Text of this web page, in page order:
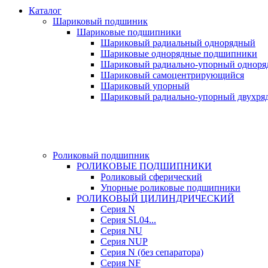
Каталог
Шариковый подшиник
Шариковые подшипники
Шариковый радиальный однорядный
Шариковые однорядные подшипники
Шариковый радиально-упорный
Шариковый самоцентрирующийся
Шариковый упорный
Шариковый радиально-упорный
Роликовый подшипник
РОЛИКОВЫЕ ПОДШИПНИКИ
Роликовый сферический
Упорные роликовые подшипники
РОЛИКОВЫЙ ЦИЛИНДРИЧЕСКИЙ
Серия N
Серия SL04...
Серия NU
Серия NUP
Серия N (без сепаратора)
Серия NF